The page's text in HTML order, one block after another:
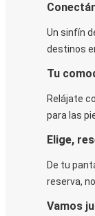
Un sinfín
destinos
Tu
Relájate
para las
Elige,
De tu
reserva,
Vamos